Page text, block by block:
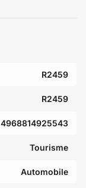
R2459
R2459
4968814925543
Tourisme
Automobile